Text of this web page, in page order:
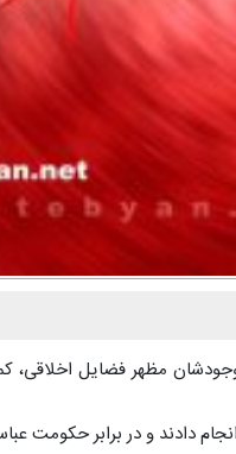
مظهر فضایل
دادند و در برابر حکومت